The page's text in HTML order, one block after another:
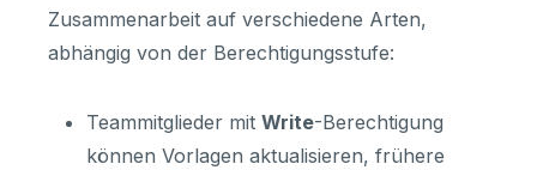
Zusammenarbeit auf verschiedene Arten,
abhängig von der Berechtigungsstufe:
Teammitglieder mit Write-Berechtigung
können Vorlagen aktualisieren, frühere